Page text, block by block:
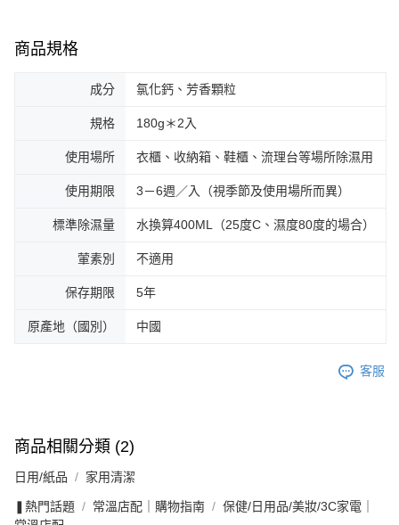
商品規格
成分 氯化鈣、芳香顆粒
規格 180g＊2入
使用場所 衣櫃、收納箱、鞋櫃、流理台等場所除濕用
使用期限 3－6週／入（視季節及使用場所而異）
標準除濕量 水換算400ML（25度C、濕度80度的場合）
葷素別 不適用
保存期限 5年
原產地（國別） 中國
客服
商品相關分類 (2)
日用/紙品 家用清潔
❚熱門話題 常溫店配｜購物指南
保健/日用品/美妝/3C家電｜